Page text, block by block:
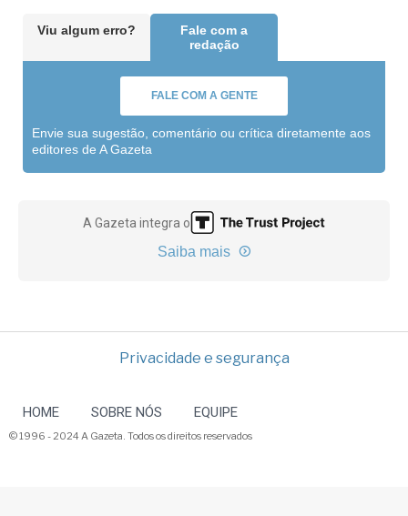
Viu algum erro?
Fale com a
redação
FALE COM A GENTE
Envie sua sugestão, comentário ou crítica diretamente aos
editores de A Gazeta
A Gazeta integra o
Saiba mais
Privacidade e segurança
HOME SOBRE NÓS EQUIPE
© 1996 - 2024 A Gazeta. Todos os direitos reservados